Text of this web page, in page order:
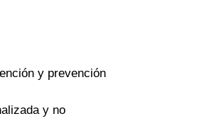
y prevención
y no